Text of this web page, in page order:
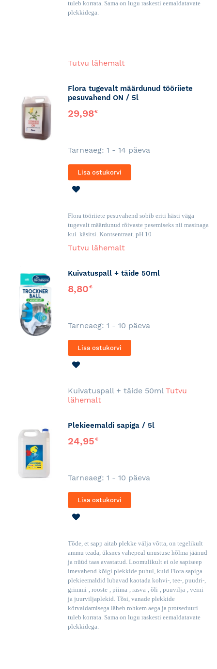
tuleb korrata. Sama on lugu raskesti eemaldatavate
plekkidega.
Tutvu lähemalt
Flora tugevalt määrdunud tööriiete
pesuvahend ON / 5l
29,98€
Tarneaeg: 1 - 14 päeva
Lisa ostukorvi
Flora tööriiete pesuvahend sobib eriti hästi väga
tugevalt määrdunud rõivaste pesemiseks nii masinaga
kui käsitsi. Kontsentraat. pH 10
Tutvu lähemalt
Kuivatuspall + täide 50ml
8,80€
Tarneaeg: 1 - 10 päeva
Lisa ostukorvi
Kuivatuspall + täide 50ml Tutvu
lähemalt
Plekieemaldi sapiga / 5l
24,95€
Tarneaeg: 1 - 10 päeva
Lisa ostukorvi
Tõde, et sapp aitab plekke välja võtta, on tegelikult
ammu teada, üksnes vahepeal unustuse hõlma jäänud
ja nüüd taas avastatud. Loomulikult ei ole sapiseep
imevahend kõigi plekkide puhul, kuid Flora sapiga
plekieemaldid lubavad kaotada kohvi-, tee-, puudri-,
grimmi-, rooste-, piima-, rasva-, õli-, puuvilja-, veini-
ja juurviljaplekid. Tõsi, vanade plekkide
kõrvaldamisega läheb rohkem aega ja protseduuri
tuleb korrata. Sama on lugu raskesti eemaldatavate
plekkidega.